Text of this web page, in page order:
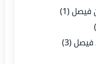
فيصل (1)
فيصل (3)